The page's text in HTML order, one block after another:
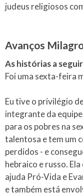
judeus religiosos
Avanços
As histórias a
Foi uma sexta-feira
Eu tive o privilégio
integrante da
para os pobres na
talentosa e tem um
perdidos - e
hebraico e russo.
ajuda Pró-Vida e
e também está